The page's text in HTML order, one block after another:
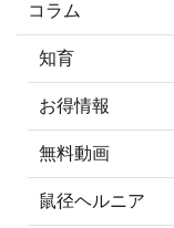
コラム
知育
お得情報
無料動画
鼠径ヘルニア